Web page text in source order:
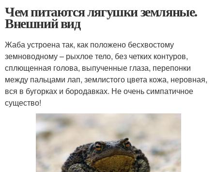
Чем питаются лягушки земляные.
Внешний вид
Жаба устроена так, как положено бесхвостому
земноводному – рыхлое тело, без четких контуров,
сплющенная голова, выпученные глаза, перепонки
между пальцами лап, землистого цвета кожа, неровная,
вся в бугорках и бородавках. Не очень симпатичное
существо!